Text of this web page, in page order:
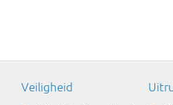
Veiligheid